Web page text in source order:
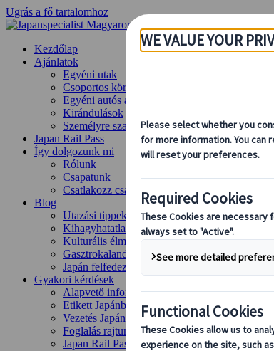
Ugrás a fő tartalomhoz
Kezdőlap
Ajánlatok
Egyéni utak
Csoportos körutazások
Egyéni autós ajánlatok
Kirándulások
Személyre szabott csoportos utazások
Japan Rail Pass
Így dolgozunk mi
Rólunk
Csapatunk
Csatlakozz csapatunkhoz
Blog
Utazási tippek évszakok szerint
Kihagyhatatlan látnivalók
Kulturális élmények
Gasztrokalandok
Japán felfedezése vonattal
Gyakori kérdések
Alapvető információk
Etikett Japánban
Vezetés Japánban
Foglalás rajtunk keresztül
Japan Rail Pass